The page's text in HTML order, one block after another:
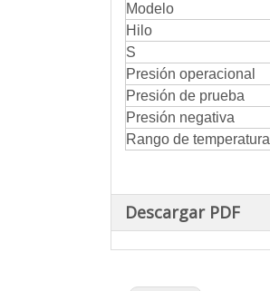
Modelo
Hilo
S
Presión operacional
Presión de prueba
Presión negativa
Rango de temperatura
Descargar PDF